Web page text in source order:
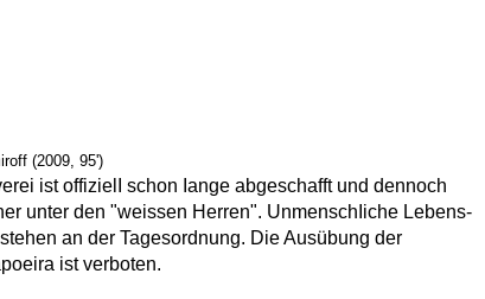
(2009, 95')
ist offizielI schon Iange abgeschafft und dennoch
unter den "weissen Herren". UnmenschIiche Lebens-
an der Tagesordnung. Die Ausübung der
ist verboten.